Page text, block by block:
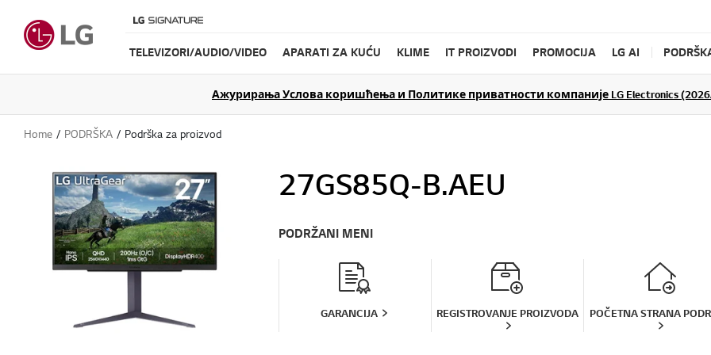
TELEVIZORI/AUDIO/VIDEO APARATI ZA KUĆU KLIME IT PROIZVODI PROMOCIJA LG AI
Ажурирања Услова коришћења и Политике приватности компаније LG Electronics
Home PODRŠKA Podrška za proizvod
27GS85Q-B.AEU
PODRŽANI MENI
GARANCIJA REGISTROVANJE PROIZVODA POČETNA STRANA